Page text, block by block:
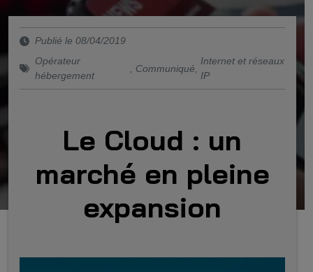
Publié le 08/04/2019
Opérateur
hébergement
Communiqué
Internet et réseaux
IP
Le Cloud : un
marché en pleine
expansion